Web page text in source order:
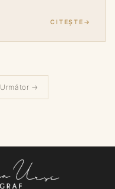
CITEȘTE
Următor →